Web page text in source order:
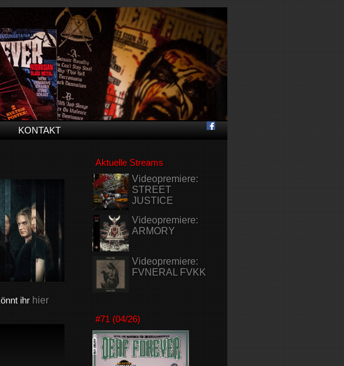
KONTAKT
ihr hier
Aktuelle Streams
Videopremiere:
STREET
JUSTICE
Videopremiere:
ARMORY
Videopremiere:
FVNERAL FVKK
#71 (04/26)